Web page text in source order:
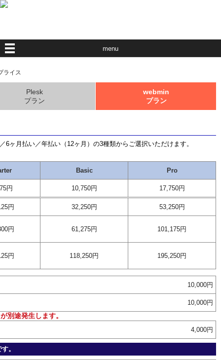
menu
ライス
Plesk
プラン
webmin
プラン
ヶ月払い／年払い（12ヶ月）の3種類からご選択いただけます。
Basic Pro
円 10,750円 17,750円
円 32,250円 53,250円
円 61,275円 101,175円
円 118,250円 195,250円
10,000円
10,000円
別途発生します。
4,000円
。